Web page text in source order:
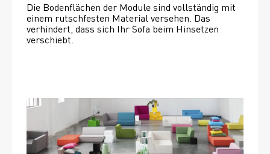
Die Bodenflächen der Module sind vollständig mit
einem rutschfesten Material versehen. Das
verhindert, dass sich Ihr Sofa beim Hinsetzen
verschiebt.